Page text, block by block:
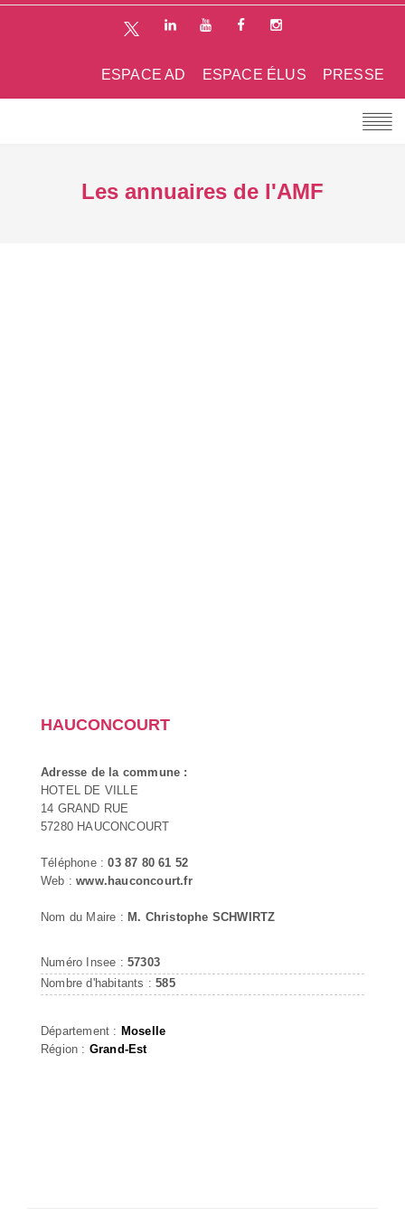
PRESSE
ESPACE ÉLUS
ESPACE AD
Les annuaires de l'AMF
HAUCONCOURT
Adresse de la commune :
HOTEL DE VILLE
14 GRAND RUE
57280 HAUCONCOURT
Téléphone :03 87 80 61 52
Web :www.hauconcourt.fr
Nom du Maire : M. Christophe SCHWIRTZ
Numéro Insee : 57303
Nombre d'habitants :585
Département : Moselle
Région : Grand-Est